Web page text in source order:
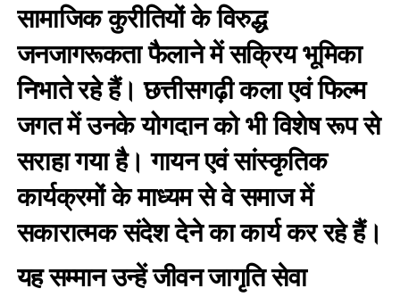
सामाजिक कुरीतियों के विरुद्ध
जनजागरूकता फैलाने में सक्रिय भूमिका
निभाते रहे हैं। छत्तीसगढ़ी कला एवं फिल्म
जगत में उनके योगदान को भी विशेष रूप से
सराहा गया है। गायन एवं सांस्कृतिक
कार्यक्रमों के माध्यम से वे समाज में
सकारात्मक संदेश देने का कार्य कर रहे हैं।
यह सम्मान उन्हें जीवन जागृति सेवा